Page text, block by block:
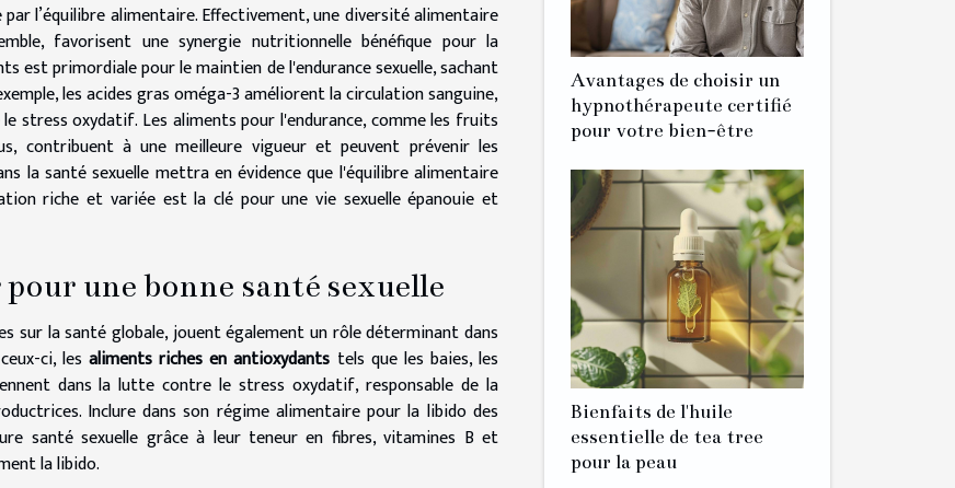
l’équilibre alimentaire. Effectivement, une diversité alimentaire
favorisent une synergie nutritionnelle bénéfique pour la
est primordiale pour le maintien de l'endurance sexuelle, sachant
les acides gras oméga-3 améliorent la circulation sanguine,
stress oxydatif. Les aliments pour l'endurance, comme les fruits
contribuent à une meilleure vigueur et peuvent prévenir les
la santé sexuelle mettra en évidence que l'équilibre alimentaire
riche et variée est la clé pour une vie sexuelle épanouie et
une bonne santé sexuelle
sur la santé globale, jouent également un rôle déterminant dans
ci, lesaliments riches en antioxydants tels que les baies, les
dans la lutte contre le stress oxydatif, responsable de la
Inclure dans son régime alimentaire pour la libido des
santé sexuelle grâce à leur teneur en fibres, vitamines B et
la libido.
Avantages de choisir un
hypnothérapeute certifié
pour votre bien-être
Bienfaits de l'huile
essentielle de tea tree
pour la peau